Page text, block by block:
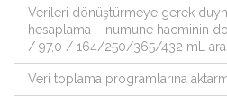
Verileri dönüştürmeye gerek
hesaplama – numune hacminin
/ 97,0 / 164/250/365/432 mL
Veri toplama programlarına